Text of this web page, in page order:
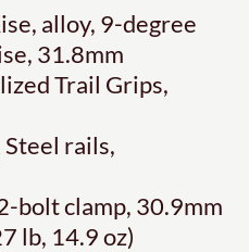
alloy, 9-degree
31.8mm
Trail Grips,
rails,
bolt clamp, 30.9mm
lb, 14.9 oz)